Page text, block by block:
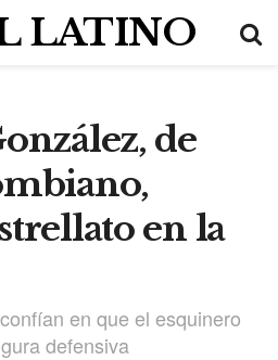
LATINO
de
en la
en que el esquinero
defensiva